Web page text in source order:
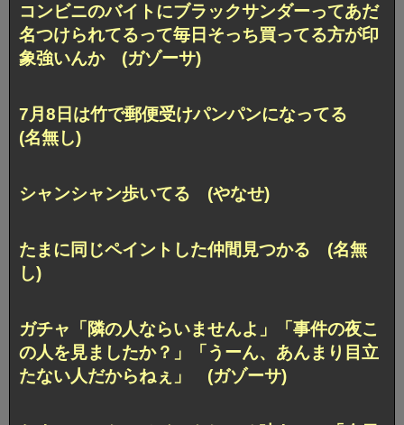
コンビニのバイトにブラックサンダーってあだ
名つけられてるって毎日そっち買ってる方が印
象強いんか (ガゾーサ)
7月8日は竹で郵便受けパンパンになってる
(名無し)
シャンシャン歩いてる (やなせ)
たまに同じペイントした仲間見つかる (名無
し)
ガチャ「隣の人ならいませんよ」「事件の夜こ
の人を見ましたか？」「うーん、あんまり目立
たない人だからねぇ」 (ガゾーサ)